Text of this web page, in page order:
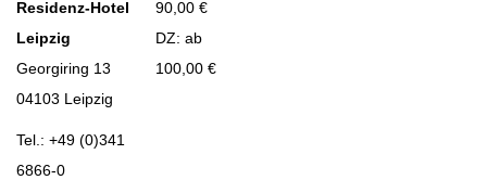
Residenz-Hotel
Leipzig
Georgiring 13
04103 Leipzig
Tel.: +49 (0)341
6866-0
90,00 €
DZ: ab
100,00 €